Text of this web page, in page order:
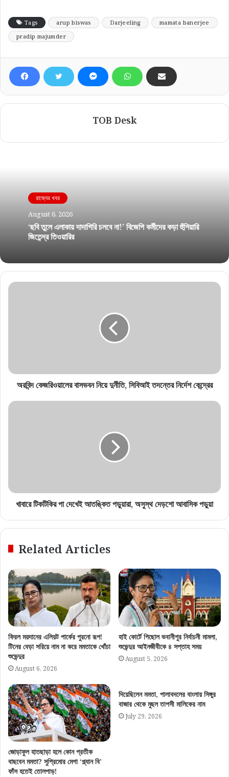
Tags arup biswas Darjeeling
mamata banerjee
pradip majumder
TOB Desk
রাজ্যের খবর
August 6, 2026
‘ছবি তুলে এলাকায় দাদাগিরি চলবে না!’ বিজেপি কর্মীদের কড়া হুঁশিয়ারি
জিতেন্দ্র তিওয়ারির
অরবিন্দ কেজরিওয়ালের বাসভবন নিয়ে দুর্নীতি, সিবিআই তদন্তের নির্দেশ কেন্দ্রের
খাবারে টিকটিকির পা দেখেই আতঙ্কিত পড়ুয়ারা, অসুস্থ দেড়শো আবাসিক পড়ুয়া
Related Articles
ফিরল ময়দানের এলিয়ট পার্কের পুরনো রূপ!
টিনের বেড়া সরিয়ে নাম না করে মমতাকে খোঁচা
শুভেন্দুর
August 6, 2026
হাই কোর্টে পিছোল ভবানীপুর নির্বাচনী মামলা,
শুভেন্দুর আইনজীবীকে ৪ সপ্তাহ সময়
August 5, 2026
জোড়াফুল হাতছাড়া হলে কোন প্রতীক
বাছবেন মমতা? সুপ্রিমোর মেগা ‘প্ল্যান বি’
ফাঁস হতেই তোলপাড়!
দিয়েছিলেন মমতা, পালাবদলের বাংলায় সিঙ্গুর
বাজার থেকে মুছল তাপসী মালিকের নাম
July 29, 2026